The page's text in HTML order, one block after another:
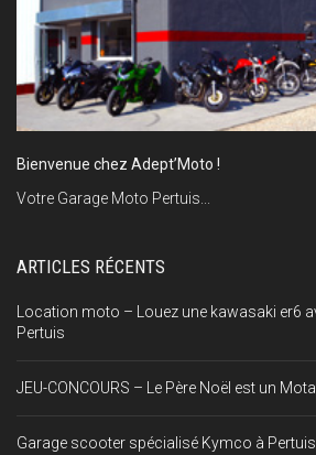
Bienvenue chez Adept’Moto !
Votre Garage Moto Pertuis...
ARTICLES RÉCENTS
Location moto – Louez une kawasaki er6
Pertuis
JEU-CONCOURS – Le Père Noël est un
Garage scooter spécialisé Kymco à Pertuis